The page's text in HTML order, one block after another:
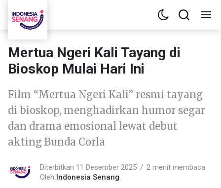
Mertua Ngeri Kali Tayang di
Bioskop Mulai Hari Ini
Film “Mertua Ngeri Kali” resmi tayang
di bioskop, menghadirkan humor segar
dan drama emosional lewat debut
akting Bunda Corla
Diterbitkan 11 Desember 2025
2 menit membaca
Oleh Indonesia Senang